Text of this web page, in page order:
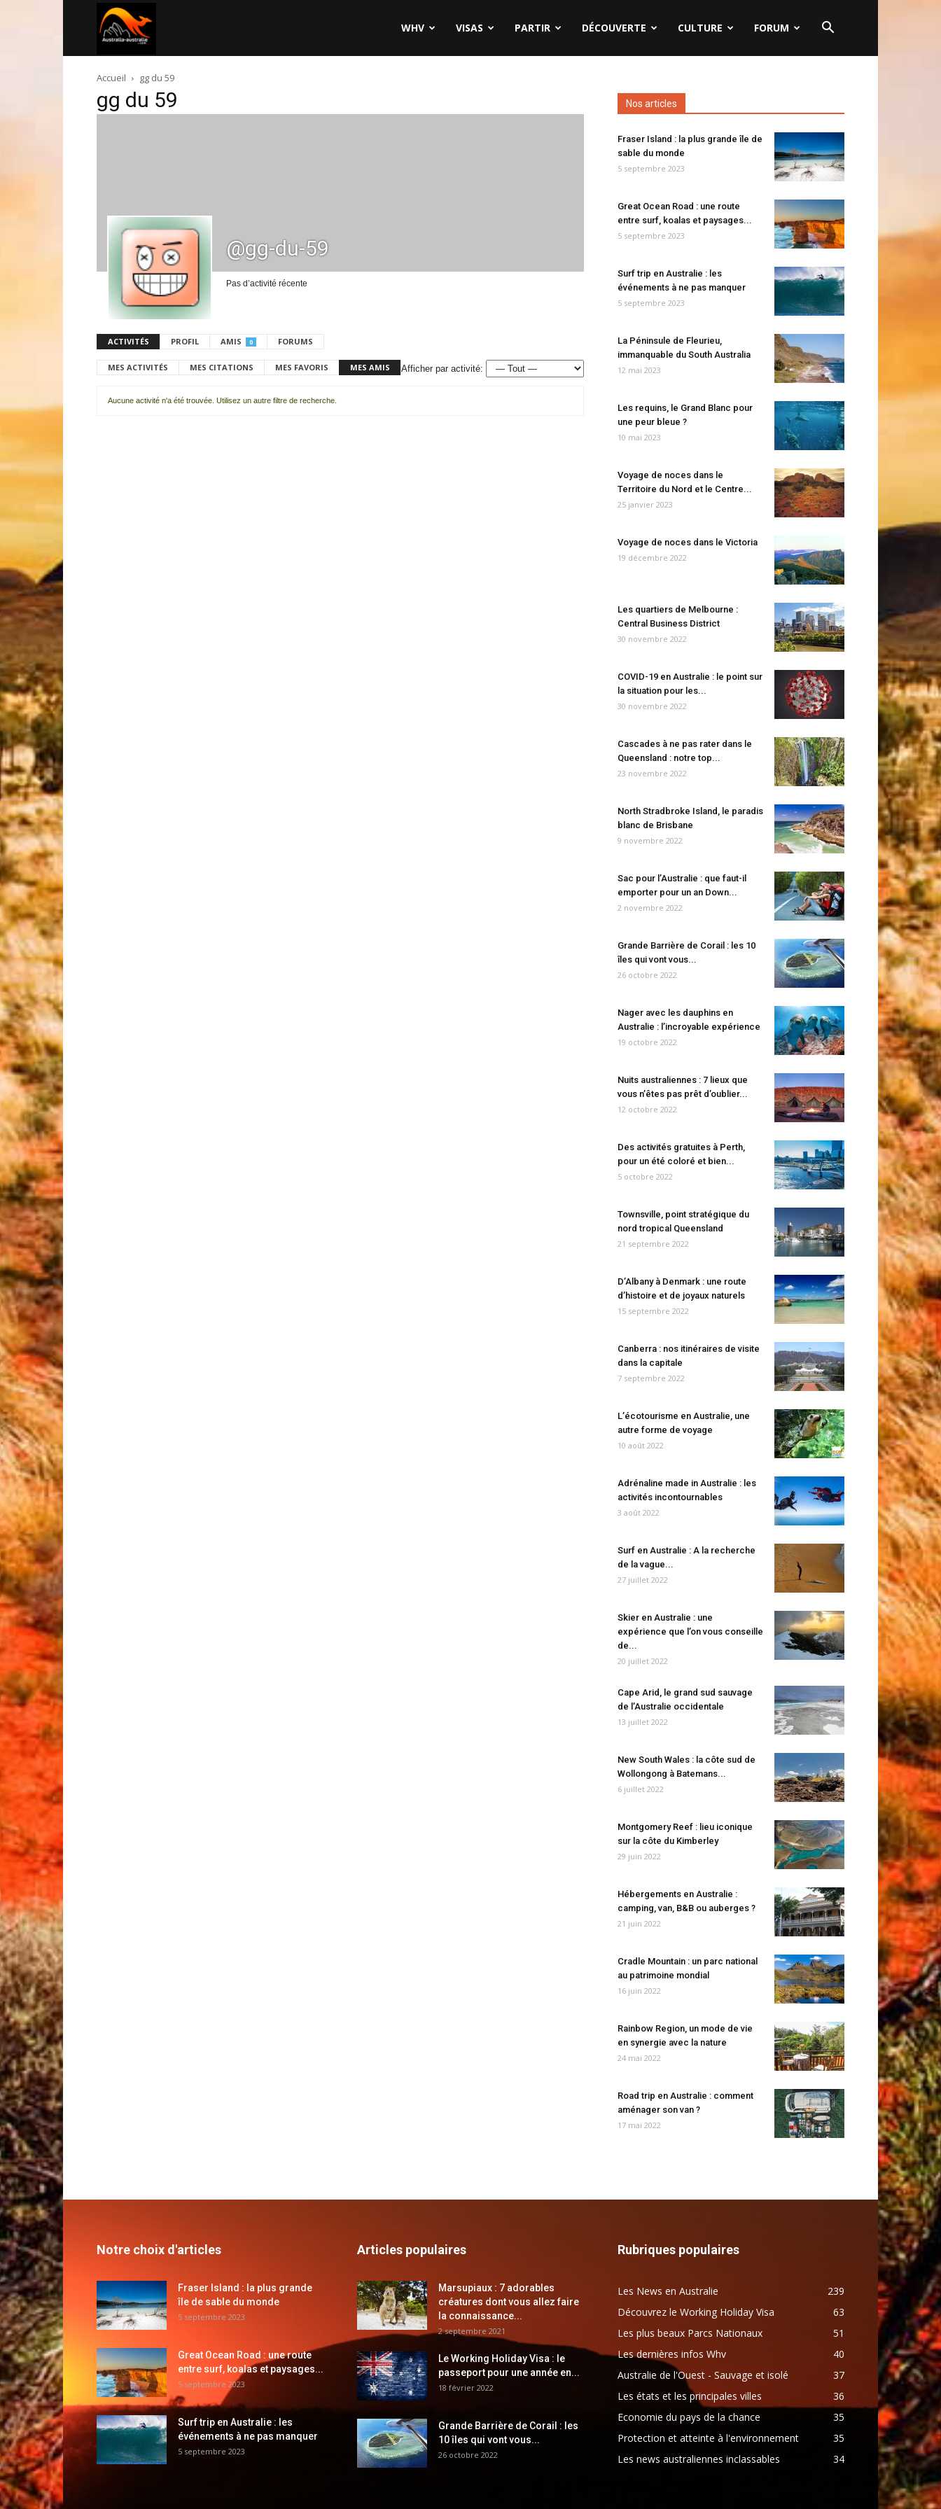
australie.com
WHV VISAS PARTIR DÉCOUVERTE CULTURE FORUM
Accueil gg du 59
gg du 59
@gg-du-59
Pas d’activité récente
ACTIVITÉS PROFIL AMIS 0 FORUMS
MES ACTIVITÉS MES CITATIONS MES FAVORIS MES AMIS Afficher par activité:
Aucune activité n'a été trouvée. Utilisez un autre filtre de recherche.
Nos articles
Fraser Island : la plus grande île de
sable du monde
5 septembre 2023
Great Ocean Road : une route
entre surf, koalas et paysages...
5 septembre 2023
Surf trip en Australie : les
événements à ne pas manquer
5 septembre 2023
La Péninsule de Fleurieu,
immanquable du South Australia
12 mai 2023
Les requins, le Grand Blanc pour
une peur bleue ?
10 mai 2023
Voyage de noces dans le
Territoire du Nord et le Centre...
25 janvier 2023
Voyage de noces dans le Victoria
19 décembre 2022
Les quartiers de Melbourne :
Central Business District
30 novembre 2022
COVID-19 en Australie : le point sur
la situation pour les...
30 novembre 2022
Cascades à ne pas rater dans le
Queensland : notre top...
23 novembre 2022
North Stradbroke Island, le paradis
blanc de Brisbane
9 novembre 2022
Sac pour l’Australie : que faut-il
emporter pour un an Down...
2 novembre 2022
Grande Barrière de Corail : les 10
îles qui vont vous...
26 octobre 2022
Nager avec les dauphins en
Australie : l’incroyable expérience
19 octobre 2022
Nuits australiennes : 7 lieux que
vous n’êtes pas prêt d’oublier...
12 octobre 2022
Des activités gratuites à Perth,
pour un été coloré et bien...
5 octobre 2022
Townsville, point stratégique du
nord tropical Queensland
21 septembre 2022
D’Albany à Denmark : une route
d’histoire et de joyaux naturels
15 septembre 2022
Canberra : nos itinéraires de visite
dans la capitale
7 septembre 2022
L’écotourisme en Australie, une
autre forme de voyage
10 août 2022
Adrénaline made in Australie : les
activités incontournables
3 août 2022
Surf en Australie : A la recherche
de la vague...
27 juillet 2022
Skier en Australie : une
expérience que l’on vous conseille
de...
20 juillet 2022
Cape Arid, le grand sud sauvage
de l’Australie occidentale
13 juillet 2022
New South Wales : la côte sud de
Wollongong à Batemans...
6 juillet 2022
Montgomery Reef : lieu iconique
sur la côte du Kimberley
29 juin 2022
Hébergements en Australie :
camping, van, B&B ou auberges ?
21 juin 2022
Cradle Mountain : un parc national
au patrimoine mondial
16 juin 2022
Rainbow Region, un mode de vie
en synergie avec la nature
24 mai 2022
Road trip en Australie : comment
aménager son van ?
17 mai 2022
Notre choix d'articles
Fraser Island : la plus grande
île de sable du monde
5 septembre 2023
Great Ocean Road : une route
entre surf, koalas et paysages...
5 septembre 2023
Surf trip en Australie : les
événements à ne pas manquer
5 septembre 2023
Articles populaires
Marsupiaux : 7 adorables
créatures dont vous allez faire
la connaissance...
2 septembre 2021
Le Working Holiday Visa : le
passeport pour une année en...
18 février 2022
Grande Barrière de Corail : les
10 îles qui vont vous...
26 octobre 2022
Rubriques populaires
Les News en Australie
239
Découvrez le Working Holiday Visa
63
Les plus beaux Parcs Nationaux
51
Les dernières infos Whv
40
Australie de l'Ouest - Sauvage et isolé
37
Les états et les principales villes
36
Economie du pays de la chance
35
Protection et atteinte à l'environnement
35
Les news australiennes inclassables
34